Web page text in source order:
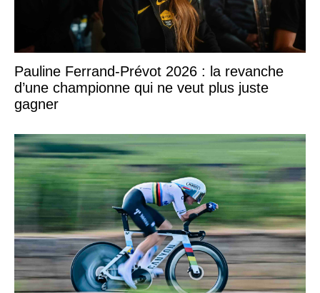
Pauline Ferrand-Prévot 2026 : la revanche
d’une championne qui ne veut plus juste
gagner